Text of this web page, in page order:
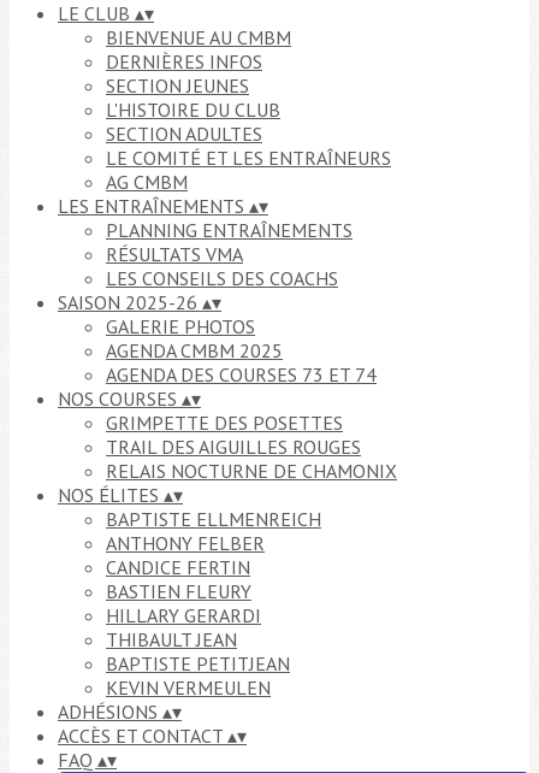
LE CLUB ▴▾
BIENVENUE AU CMBM
DERNIÈRES INFOS
SECTION JEUNES
L'HISTOIRE DU CLUB
SECTION ADULTES
LE COMITÉ ET LES ENTRAÎNEURS
AG CMBM
LES ENTRAÎNEMENTS ▴▾
PLANNING ENTRAÎNEMENTS
RÉSULTATS VMA
LES CONSEILS DES COACHS
SAISON 2025-26 ▴▾
GALERIE PHOTOS
AGENDA CMBM 2025
AGENDA DES COURSES 73 ET 74
NOS COURSES ▴▾
GRIMPETTE DES POSETTES
TRAIL DES AIGUILLES ROUGES
RELAIS NOCTURNE DE CHAMONIX
NOS ÉLITES ▴▾
BAPTISTE ELLMENREICH
ANTHONY FELBER
CANDICE FERTIN
BASTIEN FLEURY
HILLARY GERARDI
THIBAULT JEAN
BAPTISTE PETITJEAN
KEVIN VERMEULEN
ADHÉSIONS ▴▾
ACCÈS ET CONTACT ▴▾
FAQ ▴▾